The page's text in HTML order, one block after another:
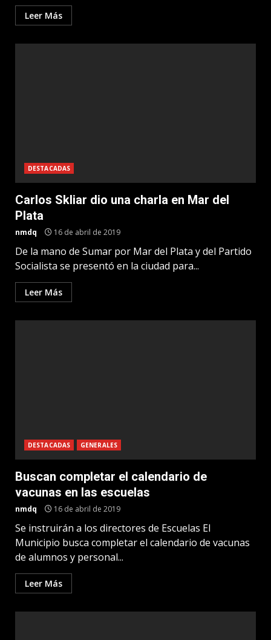
Leer Más
DESTACADAS
Carlos Skliar dio una charla en Mar del
Plata
nmdq 16 de abril de 2019
De la mano de Sumar por Mar del Plata y del Partido
Socialista se presentó en la ciudad para...
Leer Más
DESTACADAS GENERALES
Buscan completar el calendario de
vacunas en las escuelas
nmdq 16 de abril de 2019
Se instruirán a los directores de Escuelas El
Municipio busca completar el calendario de vacunas
de alumnos y personal...
Leer Más